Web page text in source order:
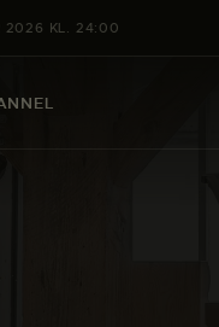
2026 KL. 24:00